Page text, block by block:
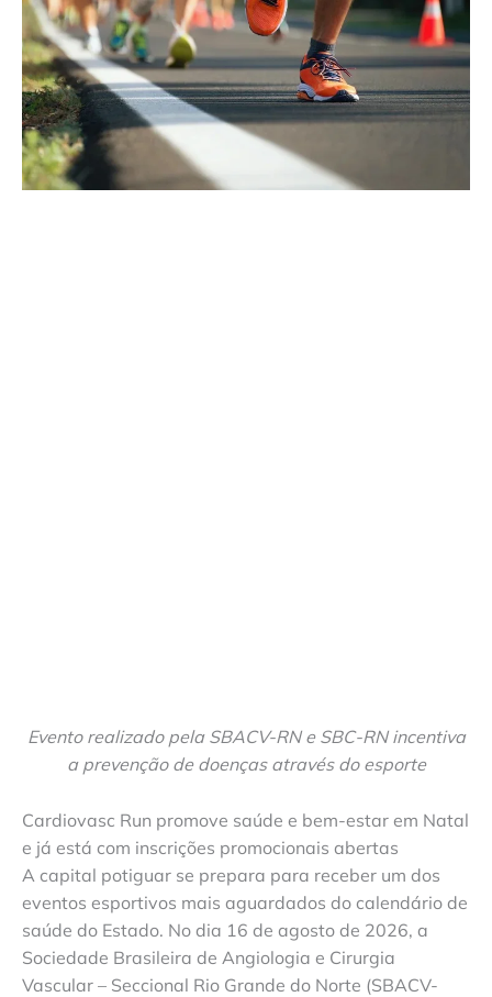
Evento realizado pela SBACV-RN e SBC-RN incentiva
a prevenção de doenças através do esporte
Cardiovasc Run promove saúde e bem-estar em Natal
e já está com inscrições promocionais abertas
A capital potiguar se prepara para receber um dos
eventos esportivos mais aguardados do calendário de
saúde do Estado. No dia 16 de agosto de 2026, a
Sociedade Brasileira de Angiologia e Cirurgia
Vascular – Seccional Rio Grande do Norte (SBACV-